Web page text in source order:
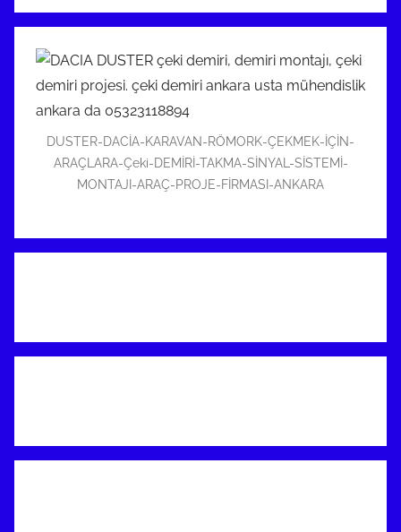
DUSTER-DACİA-KARAVAN-RÖMORK-ÇEKMEK-İÇİN-
ARAÇLARA-Çeki-DEMİRİ-TAKMA-SİNYAL-SİSTEMİ-
MONTAJI-ARAÇ-PROJE-FİRMASI-ANKARA